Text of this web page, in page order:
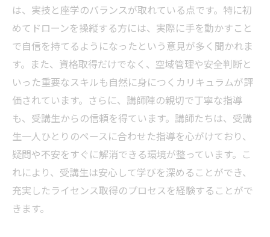
名取市での飛行許可を効率的に得る方法
名取市でドローンライセンスを取得するための
ポイントとスクールの重要性
ライセンス取得の成功を左右する名取市の
ドローンスクール
名取市のドローンスクールで学ぶべきポイ
ント
費用対効果を考慮したライセンス取得法
名取市でのライセンス取得に必要な手続き
スクール選びがライセンス取得に与える影
は、実技と座学のバランスが取れている点です。特に初
めてドローンを操縦する方には、実際に手を動かすこと
で自信を持てるようになったという意見が多く聞かれま
す。また、資格取得だけでなく、空域管理や安全判断と
いった重要なスキルも自然に身につくカリキュラムが評
価されています。さらに、講師陣の親切で丁寧な指導
も、受講生からの信頼を得ています。講師たちは、受講
生一人ひとりのペースに合わせた指導を心がけており、
疑問や不安をすぐに解消できる環境が整っています。こ
れにより、受講生は安心して学びを深めることができ、
充実したライセンス取得のプロセスを経験することがで
きます。